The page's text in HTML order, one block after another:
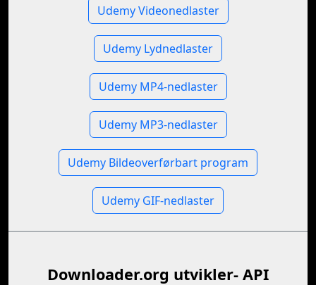
Udemy Videonedlaster
Udemy Lydnedlaster
Udemy MP4-nedlaster
Udemy MP3-nedlaster
Udemy Bildeoverførbart program
Udemy GIF-nedlaster
Downloader.org utvikler- API